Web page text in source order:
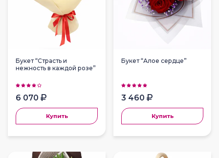
Букет “Страсть и
нежность в каждой розе”
6 070
Купить
Букет “Алое сердце”
3 460
Купить